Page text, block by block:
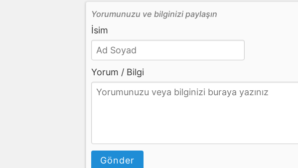
Yorumunuzu ve bilginizi paylaşın
İsim
Yorum / Bilgi
Gönder